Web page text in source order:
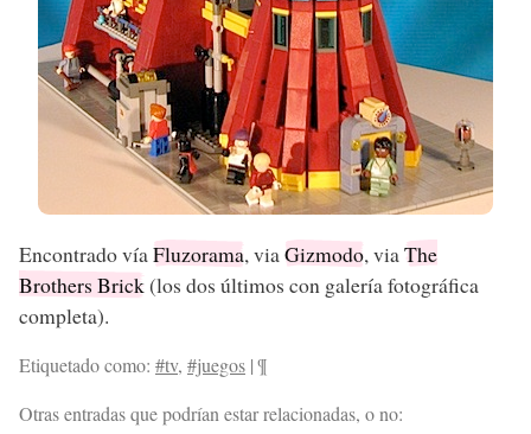
Encontrado víaFluzorama, viaGizmodo, viaThe
Brothers Brick(los dos últimos con galería fotográfica
completa).
Etiquetado como: #tv, #juegos |¶
Otras entradas que podrían estar relacionadas, o no: